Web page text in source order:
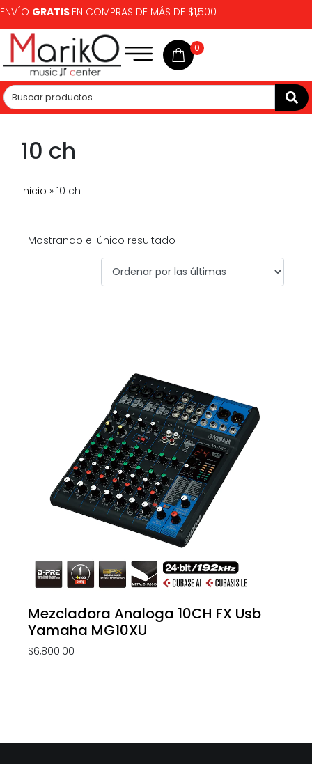
ENVÍO GRATIS EN COMPRAS DE MÁS DE $1,500
0
10 ch
Inicio » 10 ch
Mostrando el único resultado
Mezcladora Analoga 10CH FX Usb
Yamaha MG10XU
$6,800.00